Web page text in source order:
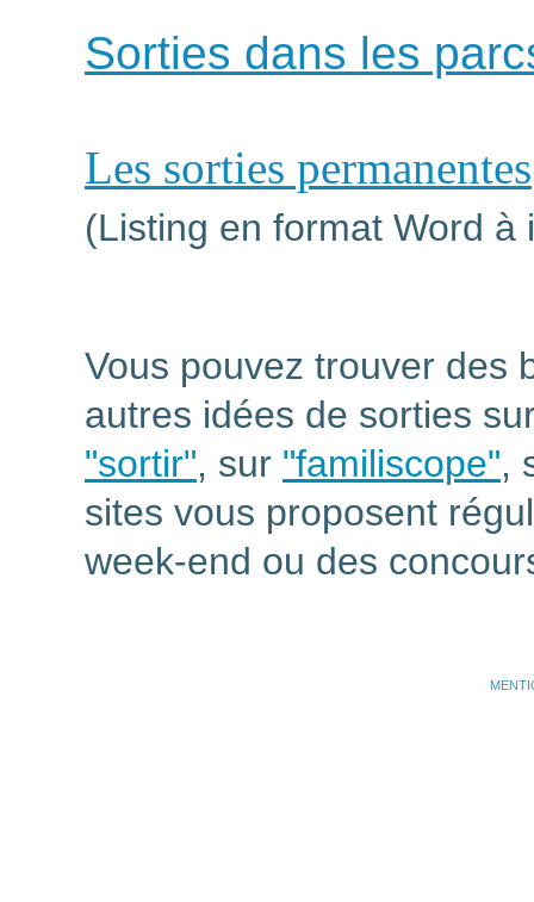
Sorties dans les
Les sorties permanentes
(Listing en format Word à
Vous pouvez trouver des
autres idées de sorties
"sortir", sur "familiscope",
sites vous proposent
week-end ou des